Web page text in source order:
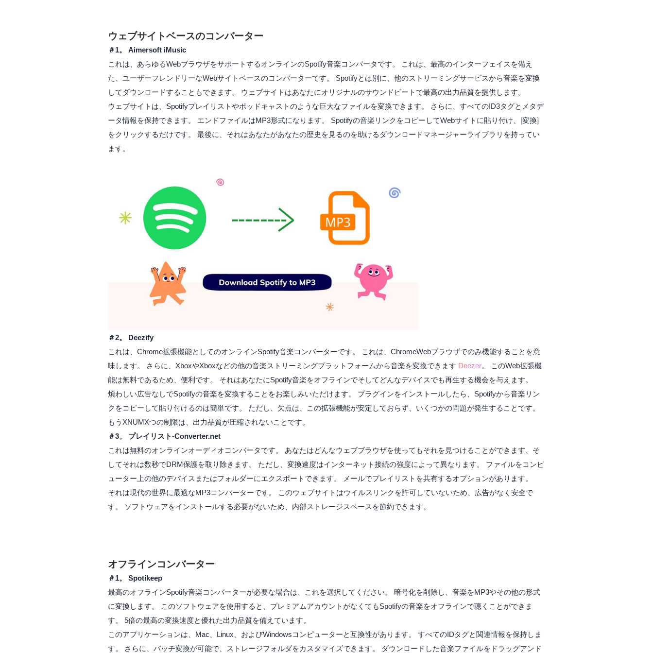
ウェブサイトベースのコンバーター
＃1。 Aimersoft iMusic
これは、あらゆるWebブラウザをサポートするオンラインのSpotify音楽コンバータです。 これは、最高のインターフェイスを備え
た、ユーザーフレンドリーなWebサイトベースのコンバーターです。 Spotifyとは別に、他のストリーミングサービスから音楽を変換
してダウンロードすることもできます。 ウェブサイトはあなたにオリジナルのサウンドビートで最高の出力品質を提供します。
ウェブサイトは、Spotifyプレイリストやポッドキャストのような巨大なファイルを変換できます。 さらに、すべてのID3タグとメタデ
ータ情報を保持できます。 エンドファイルはMP3形式になります。 Spotifyの音楽リンクをコピーしてWebサイトに貼り付け、[変換]
をクリックするだけです。 最後に、それはあなたがあなたの歴史を見るのを助けるダウンロードマネージャーライブラリを持ってい
ます。
＃2。 Deezify
これは、Chrome拡張機能としてのオンラインSpotify音楽コンバーターです。 これは、ChromeWebブラウザでのみ機能することを意
味します。 さらに、XboxやXboxなどの他の音楽ストリーミングプラットフォームから音楽を変換できます Deezer。 このWeb拡張機
能は無料であるため、便利です。 それはあなたにSpotify音楽をオフラインでそしてどんなデバイスでも再生する機会を与えます。
煩わしい広告なしでSpotifyの音楽を変換することをお楽しみいただけます。 プラグインをインストールしたら、Spotifyから音楽リン
クをコピーして貼り付けるのは簡単です。 ただし、欠点は、この拡張機能が安定しておらず、いくつかの問題が発生することです。
もうXNUMXつの制限は、出力品質が圧縮されないことです。
＃3。 プレイリスト-Converter.net
これは無料のオンラインオーディオコンバータです。 あなたはどんなウェブブラウザを使ってもそれを見つけることができます、そ
してそれは数秒でDRM保護を取り除きます。 ただし、変換速度はインターネット接続の強度によって異なります。 ファイルをコンピ
ューター上の他のデバイスまたはフォルダーにエクスポートできます。 メールでプレイリストを共有するオプションがあります。
それは現代の世界に最適なMP3コンバーターです。 このウェブサイトはウイルスリンクを許可していないため、広告がなく安全で
す。 ソフトウェアをインストールする必要がないため、内部ストレージスペースを節約できます。
オフラインコンバーター
＃1。 Spotikeep
最高のオフラインSpotify音楽コンバーターが必要な場合は、これを選択してください。 暗号化を削除し、音楽をMP3やその他の形式
に変換します。 このソフトウェアを使用すると、プレミアムアカウントがなくてもSpotifyの音楽をオフラインで聴くことができま
す。 5倍の最高の変換速度と優れた出力品質を備えています。
このアプリケーションは、Mac、Linux、およびWindowsコンピューターと互換性があります。 すべてのIDタグと関連情報を保持しま
す。 さらに、バッチ変換が可能で、ストレージフォルダをカスタマイズできます。 ダウンロードした音楽ファイルをドラッグアンド